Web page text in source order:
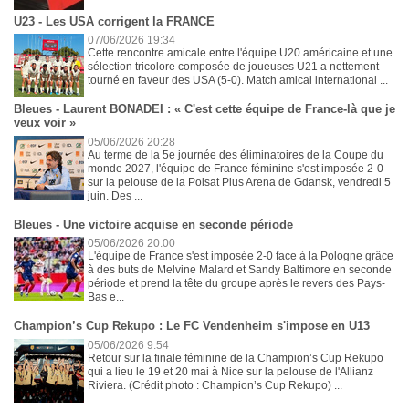
U23 - Les USA corrigent la FRANCE
07/06/2026 19:34
Cette rencontre amicale entre l'équipe U20 américaine et une
sélection tricolore composée de joueuses U21 a nettement
tourné en faveur des USA (5-0). Match amical international ...
Bleues - Laurent BONADEI : « C'est cette équipe de France-là que je
veux voir »
05/06/2026 20:28
Au terme de la 5e journée des éliminatoires de la Coupe du
monde 2027, l'équipe de France féminine s'est imposée 2-0
sur la pelouse de la Polsat Plus Arena de Gdansk, vendredi 5
juin. Des ...
Bleues - Une victoire acquise en seconde période
05/06/2026 20:00
L'équipe de France s'est imposée 2-0 face à la Pologne grâce
à des buts de Melvine Malard et Sandy Baltimore en seconde
période et prend la tête du groupe après le revers des Pays-
Bas e...
Champion’s Cup Rekupo : Le FC Vendenheim s'impose en U13
05/06/2026 9:54
Retour sur la finale féminine de la Champion’s Cup Rekupo
qui a lieu le 19 et 20 mai à Nice sur la pelouse de l'Allianz
Riviera. (Crédit photo : Champion’s Cup Rekupo) ...